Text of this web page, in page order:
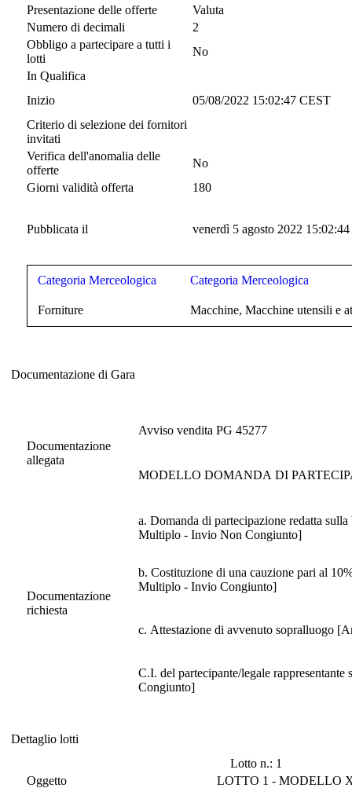
Presentazione delle offerte
Valuta
Numero di decimali
2
Obbligo a partecipare a tutti i
lotti
No
In Qualifica
Inizio
05/08/2022 15:02:47 CEST
Criterio di selezione dei fornitori
invitati
Verifica dell'anomalia delle
offerte
No
Giorni validità offerta
180
Pubblicata il venerdì 5 agosto 2022 15:02:44
Categoria Merceologica Categoria Merceologica
Forniture Macchine, Macchine utensili e
Documentazione di Gara
Documentazione
allegata
Avviso vendita PG 45277
MODELLO DOMANDA DI
Documentazione
richiesta
a. Domanda di partecipazione redatta
Multiplo - Invio Non Congiunto]
b. Costituzione di una cauzione pari al
Multiplo - Invio Congiunto]
c. Attestazione di avvenuto sopralluogo
C.I. del partecipante/legale
Congiunto]
Dettaglio lotti
Lotto n.: 1
Oggetto
LOTTO 1 - MODELLO